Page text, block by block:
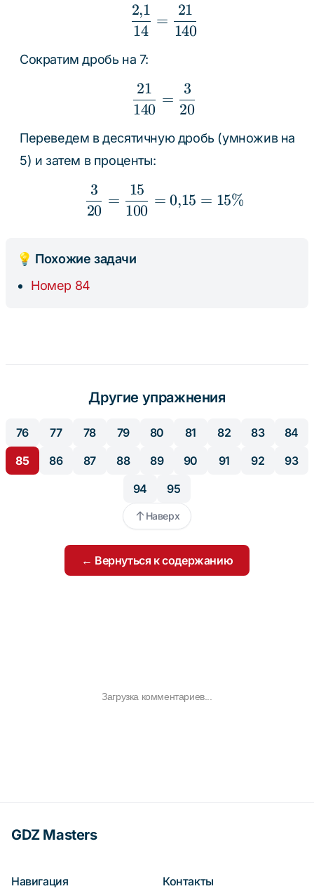
\frac{2{,}1}{14} =
14
2,1
=
140
21
Сократим дробь на 7:
\frac{21}{140} =
140
21
=
20
3
Переведем в десятичную дробь (умножив на
5) и затем в проценты:
\frac{3}{20} =
20
3
=
100
15
= 0,15 = 15%
💡 Похожие задачи
Номер 84
Другие упражнения
76 77 78 79 80 81 82 83
84
85
86 87 88 89 90 91 92
93
94
95
Наверх
← Вернуться к содержанию
Загрузка комментариев...
GDZ Masters
Навигация Контакты